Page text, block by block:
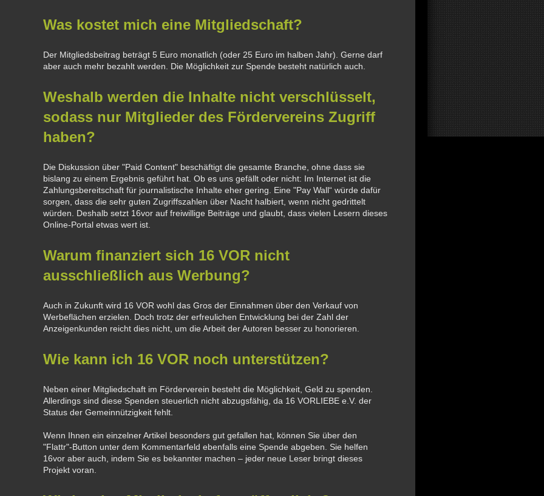
Was kostet mich eine Mitgliedschaft?
Der Mitgliedsbeitrag beträgt 5 Euro monatlich (oder 25 Euro im halben Jahr). Gerne darf
aber auch mehr bezahlt werden. Die Möglichkeit zur Spende besteht natürlich auch.
Weshalb werden die Inhalte nicht verschlüsselt,
sodass nur Mitglieder des Fördervereins Zugriff
haben?
Die Diskussion über "Paid Content" beschäftigt die gesamte Branche, ohne dass sie
bislang zu einem Ergebnis geführt hat. Ob es uns gefällt oder nicht: Im Internet ist die
Zahlungsbereitschaft für journalistische Inhalte eher gering. Eine "Pay Wall“ würde dafür
sorgen, dass die sehr guten Zugriffszahlen über Nacht halbiert, wenn nicht gedrittelt
würden. Deshalb setzt 16vor auf freiwillige Beiträge und glaubt, dass vielen Lesern dieses
Online-Portal etwas wert ist.
Warum finanziert sich 16 VOR nicht
ausschließlich aus Werbung?
Auch in Zukunft wird 16 VOR wohl das Gros der Einnahmen über den Verkauf von
Werbeflächen erzielen. Doch trotz der erfreulichen Entwicklung bei der Zahl der
Anzeigenkunden reicht dies nicht, um die Arbeit der Autoren besser zu honorieren.
Wie kann ich 16 VOR noch unterstützen?
Neben einer Mitgliedschaft im Förderverein besteht die Möglichkeit, Geld zu spenden.
Allerdings sind diese Spenden steuerlich nicht abzugsfähig, da 16 VORLIEBE e.V. der
Status der Gemeinnützigkeit fehlt.
Wenn Ihnen ein einzelner Artikel besonders gut gefallen hat, können Sie über den
"Flattr"-Button unter dem Kommentarfeld ebenfalls eine Spende abgeben. Sie helfen
16vor aber auch, indem Sie es bekannter machen – jeder neue Leser bringt dieses
Projekt voran.